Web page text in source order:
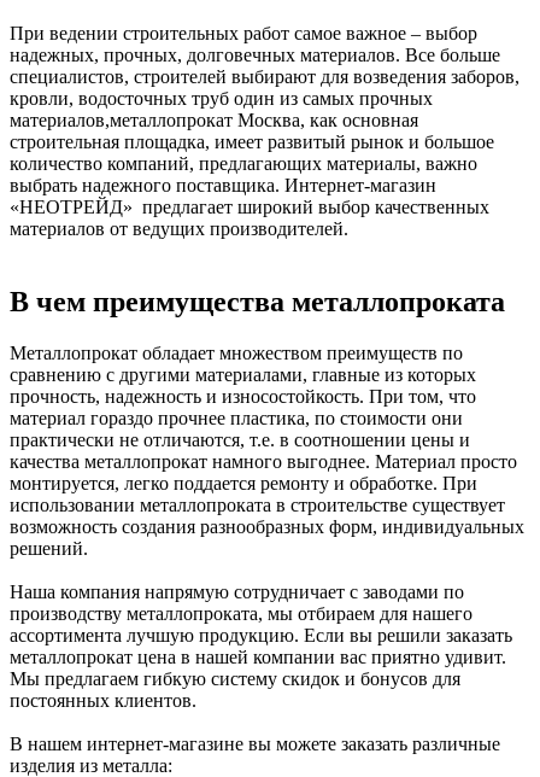
При ведении строительных работ самое важное – выбор
надежных, прочных, долговечных материалов. Все больше
специалистов, строителей выбирают для возведения заборов,
кровли, водосточных труб один из самых прочных
материалов,металлопрокат Москва, как основная
строительная площадка, имеет развитый рынок и большое
количество компаний, предлагающих материалы, важно
выбрать надежного поставщика. Интернет-магазин
«НЕОТРЕЙД» предлагает широкий выбор качественных
материалов от ведущих производителей.
В чем преимущества металлопроката
Металлопрокат обладает множеством преимуществ по
сравнению с другими материалами, главные из которых
прочность, надежность и износостойкость. При том, что
материал гораздо прочнее пластика, по стоимости они
практически не отличаются, т.е. в соотношении цены и
качества металлопрокат намного выгоднее. Материал просто
монтируется, легко поддается ремонту и обработке. При
использовании металлопроката в строительстве существует
возможность создания разнообразных форм, индивидуальных
решений.
Наша компания напрямую сотрудничает с заводами по
производству металлопроката, мы отбираем для нашего
ассортимента лучшую продукцию. Если вы решили заказать
металлопрокат цена в нашей компании вас приятно удивит.
Мы предлагаем гибкую систему скидок и бонусов для
постоянных клиентов.
В нашем интернет-магазине вы можете заказать различные
изделия из металла: